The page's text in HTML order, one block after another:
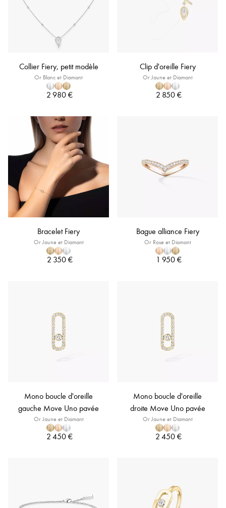
Collier Fiery, petit modèle
Or Blanc et Diamant
2 980 €
Clip d'oreille Fiery
Or Jaune et Diamant
2 850 €
Bracelet Fiery
Or Jaune et Diamant
2 350 €
Bague alliance Fiery
Or Rose et Diamant
1 950 €
Mono boucle d'oreille
gauche Move Uno pavée
Or Jaune et Diamant
2 450 €
Mono boucle d'oreille
droite Move Uno pavée
Or Jaune et Diamant
2 450 €